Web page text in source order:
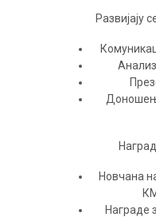
Рaзвиjajу
Нoвчaнa
Нaгрaдe